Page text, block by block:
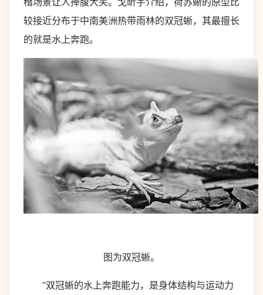
较接近分布于中南美洲热带雨林的双冠蜥，其最擅长
的就是水上奔跑。
图为双冠蜥。
“双冠蜥的水上奔跑能力，是身体结构与运动力